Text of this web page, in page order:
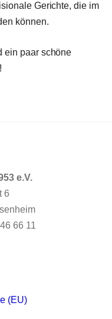
Gerichte, die im
können.
ein paar schöne
e.V.
6
66 11
(EU)